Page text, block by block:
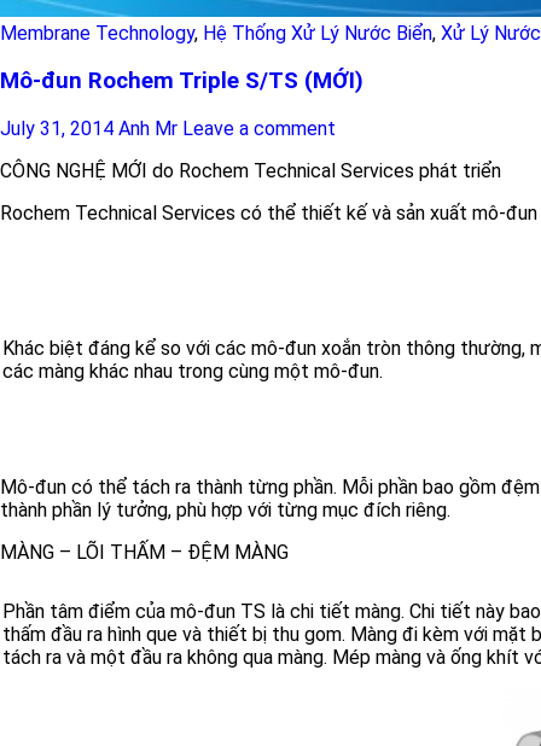
Membrane Technology, Hệ Thống Xử Lý Nước Biển, Xử Lý
Mô-đun Rochem Triple S/TS (MỚI)
July 31, 2014 Anh Mr Leave a comment
CÔNG NGHỆ MỚI do Rochem Technical Services phát triển
Rochem Technical Services có thể thiết kế và sản xuất mô-
Khác biệt đáng kể so với các mô-đun xoắn tròn thông thường,
các màng khác nhau trong cùng một mô-đun.
Mô-đun có thể tách ra thành từng phần. Mỗi phần bao gồm
thành phần lý tưởng, phù hợp với từng mục đích riêng.
MÀNG – LÕI THẤM – ĐỆM MÀNG
Phần tâm điểm của mô-đun TS là chi tiết màng. Chi tiết này
thấm đầu ra hình que và thiết bị thu gom. Màng đi kèm với
tách ra và một đầu ra không qua màng. Mép màng và ống khít